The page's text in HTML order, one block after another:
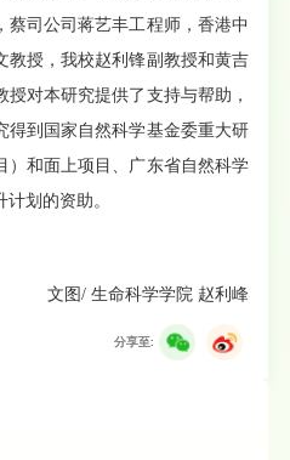
蔡司公司蒋艺丰工程师，香港中
教授，我校赵利锋副教授和黄吉
对本研究提供了支持与帮助，
得到国家自然科学基金委重大研
）和面上项目、广东省自然科学
划的资助。
文图/生命科学学院 赵利峰
分享至: